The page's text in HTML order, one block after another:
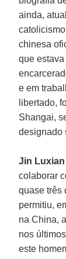
ainda,
chinesa
que
e em
libertado,
Shangai,
designado
Jin Luxian
colaborar
quase três
permitiu,
na China,
nos
este